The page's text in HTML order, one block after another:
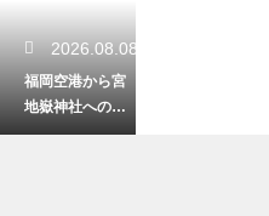
2026.08.08
福岡空港から宮
地嶽神社への電
車でのアクセ